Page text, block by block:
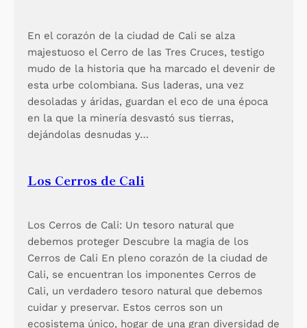
En el corazón de la ciudad de Cali se alza
majestuoso el Cerro de las Tres Cruces, testigo
mudo de la historia que ha marcado el devenir de
esta urbe colombiana. Sus laderas, una vez
desoladas y áridas, guardan el eco de una época
en la que la minería desvastó sus tierras,
dejándolas desnudas y…
Los Cerros de Cali
Los Cerros de Cali: Un tesoro natural que
debemos proteger Descubre la magia de los
Cerros de Cali En pleno corazón de la ciudad de
Cali, se encuentran los imponentes Cerros de
Cali, un verdadero tesoro natural que debemos
cuidar y preservar. Estos cerros son un
ecosistema único, hogar de una gran diversidad de